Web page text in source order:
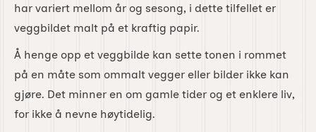
har variert mellom år og sesong, i dette tilfellet er
veggbildet malt på et kraftig papir.
Å henge opp et veggbilde kan sette tonen i rommet
på en måte som ommalt vegger eller bilder ikke kan
gjøre. Det minner en om gamle tider og et enklere liv,
for ikke å nevne høytidelig.